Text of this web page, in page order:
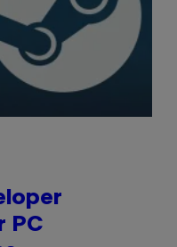
PC